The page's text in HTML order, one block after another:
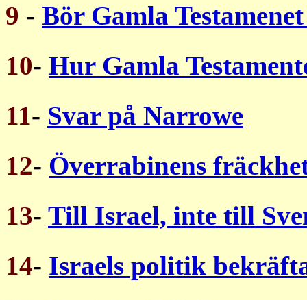
9 - Bör Gamla
10- Hur Gamla
11- Svar på Narrowe
12- Överrabinens
13- Till Israel, inte till
14- Israels politik